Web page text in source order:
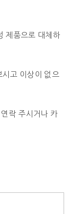
제품으로 대체하
고 이상이 없으
락 주시거나 카